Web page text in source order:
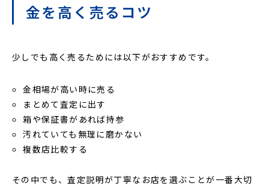
金を高く売るコツ
少しでも高く売るためには以下がおすすめです。
金相場が高い時に売る
まとめて査定に出す
箱や保証書があれば持参
汚れていても無理に磨かない
複数店比較する
その中でも、査定説明が丁寧なお店を選ぶことが一番大切